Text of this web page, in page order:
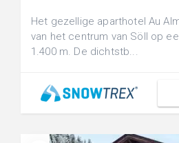
Het gezellige aparthotel Au
van het centrum van Söll op
1.400 m. De dichtstb...